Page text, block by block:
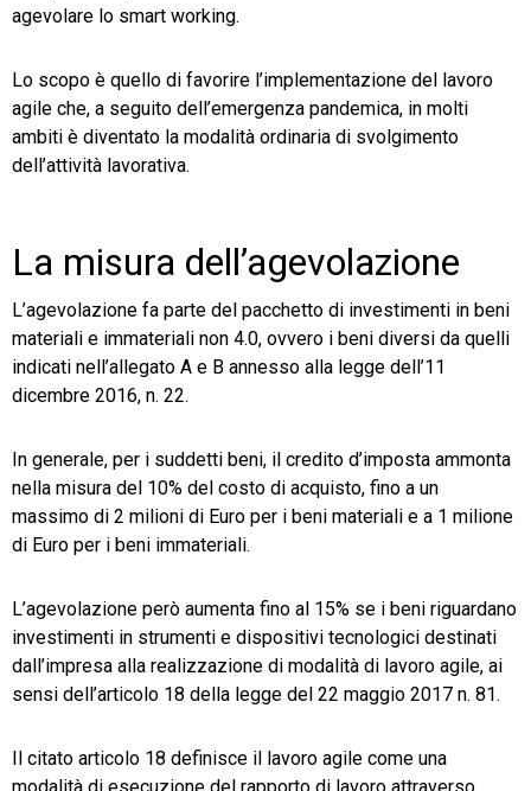
agevolare lo smart working.
Lo scopo è quello di favorire l’implementazione del lavoro
agile che, a seguito dell’emergenza pandemica, in molti
ambiti è diventato la modalità ordinaria di svolgimento
dell’attività lavorativa.
La misura dell’agevolazione
L’agevolazione fa parte del pacchetto di investimenti in beni
materiali e immateriali non 4.0, ovvero i beni diversi da quelli
indicati nell’allegato A e B annesso alla legge dell’11
dicembre 2016, n. 22.
In generale, per i suddetti beni, il credito d’imposta ammonta
nella misura del 10% del costo di acquisto, fino a un
massimo di 2 milioni di Euro per i beni materiali e a 1 milione
di Euro per i beni immateriali.
L’agevolazione però aumenta fino al 15% se i beni riguardano
investimenti in strumenti e dispositivi tecnologici destinati
dall’impresa alla realizzazione di modalità di lavoro agile, ai
sensi dell’articolo 18 della legge del 22 maggio 2017 n. 81.
Il citato articolo 18 definisce il lavoro agile come una